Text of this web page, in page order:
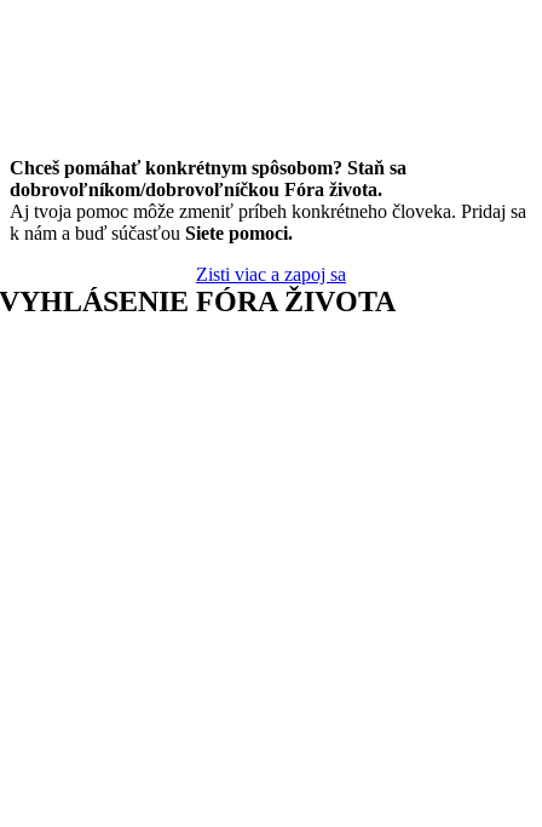
Chceš pomáhať konkrétnym spôsobom? Staň sa
dobrovoľníkom/dobrovoľníčkou Fóra života.
Aj tvoja pomoc môže zmeniť príbeh konkrétneho človeka. Pridaj sa
k nám a buď súčasťou Siete pomoci.
Zisti viac a zapoj sa
VYHLÁSENIE FÓRA ŽIVOTA